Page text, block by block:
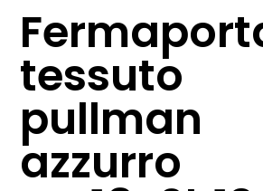
tessuto
pullman
azzurro